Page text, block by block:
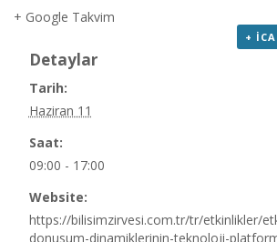
+ Google Takvim
+
Detaylar
Tarih:
Haziran 11
Saat:
09:00 - 17:00
Website:
https://bilisimzirvesi.com.tr/tr/etkinlikler/
donusum-dinamiklerinin-teknoloji-